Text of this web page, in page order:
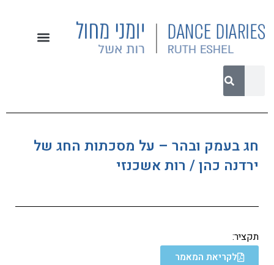
חג בעמק ובהר – על מסכתות החג של
ירדנה כהן / רות אשכנזי
תקציר:
לקריאת המאמר